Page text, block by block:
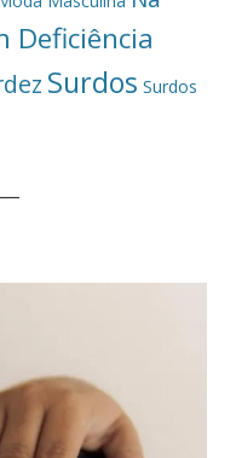
Deficiência
Surdos Surdos